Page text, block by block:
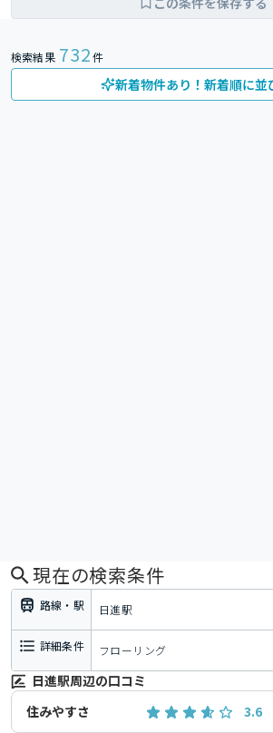
検索結果 732件
新着物件あり！新着順に並
現在の検索条件
路線・駅 日進駅
詳細条件 フローリング
日進駅周辺の口コミ
住みやすさ
3.6